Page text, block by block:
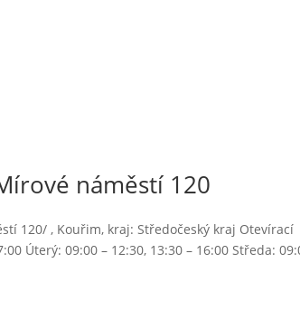
náměstí 120
120/ , Kouřim, kraj: Středočeský kraj Otevírací
Úterý: 09:00 – 12:30, 13:30 – 16:00 Středa: